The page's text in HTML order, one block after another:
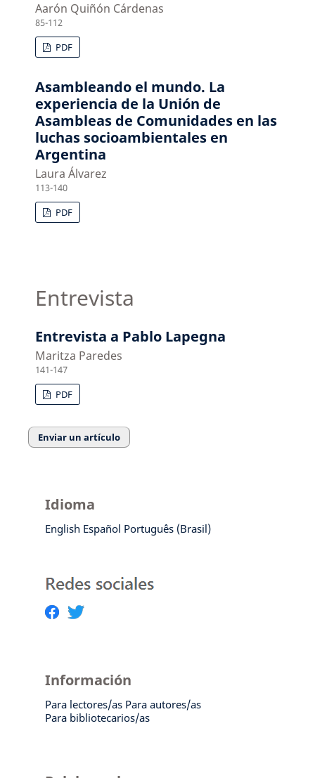
Aarón Quiñón Cárdenas
85-112
PDF
Asambleando el mundo. La
experiencia de la Unión de
Asambleas de Comunidades en las
luchas socioambientales en
Argentina
Laura Álvarez
113-140
PDF
Entrevista
Entrevista a Pablo Lapegna
Maritza Paredes
141-147
PDF
Enviar un artículo
Idioma
English Español Português (Brasil)
Información
Para lectores/as Para autores/as
Para bibliotecarios/as